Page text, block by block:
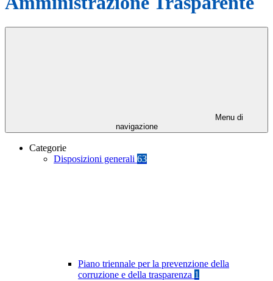
Menu di
navigazione
Categorie
Disposizioni generali 63
Piano triennale per la prevenzione della
corruzione e della trasparenza 1